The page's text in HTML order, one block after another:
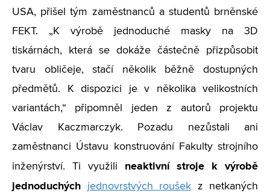
USA, přišel tým zaměstnanců a studentů brněnské
FEKT. „K výrobě jednoduché masky na 3D
tiskárnách, která se dokáže částečně přizpůsobit
tvaru obličeje, stačí několik běžně dostupných
předmětů. K dispozici je v několika velikostních
variantách,“ připomněl jeden z autorů projektu
Václav Kaczmarczyk. Pozadu nezůstali ani
zaměstnanci Ústavu konstruování Fakulty strojního
inženýrství. Ti využili neaktivní stroje k výrobě
jednoduchých
jednovrstvých roušek z netkaných